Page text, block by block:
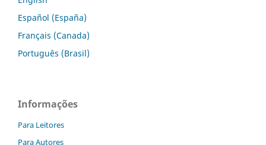
Español (España)
Français (Canada)
Português (Brasil)
Informações
Para Leitores
Para Autores